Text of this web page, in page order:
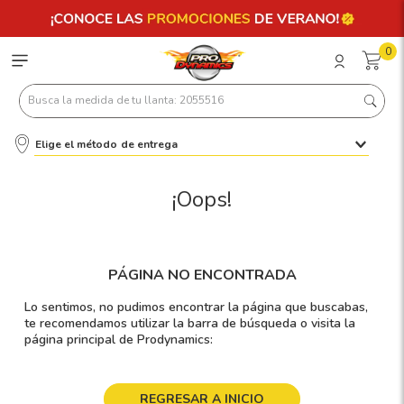
0
Busca la medida de tu llanta: 2055516
Elige el método de entrega
¡Oops!
PÁGINA NO ENCONTRADA
Lo sentimos, no pudimos encontrar la página que buscabas,
te recomendamos utilizar la barra de búsqueda o visita la
página principal de Prodynamics:
REGRESAR A INICIO
Términos más buscados
2
4.215
5.185
6.